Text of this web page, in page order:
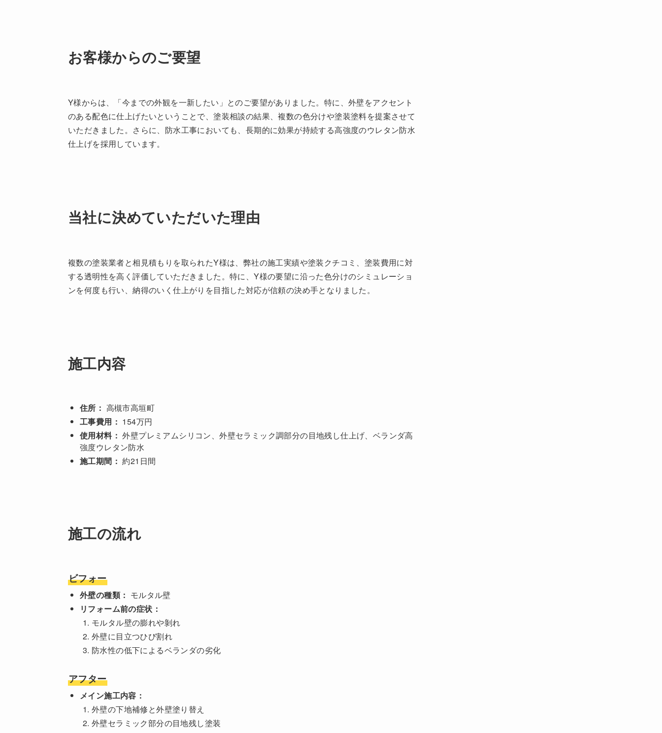
お客様からのご要望
Y様からは、「今までの外観を一新したい」とのご要望がありました。特に、外壁をアクセント
のある配色に仕上げたいということで、塗装相談の結果、複数の色分けや塗装塗料を提案させて
いただきました。さらに、防水工事においても、長期的に効果が持続する高強度のウレタン防水
仕上げを採用しています。
当社に決めていただいた理由
複数の塗装業者と相見積もりを取られたY様は、弊社の施工実績や塗装クチコミ、塗装費用に対
する透明性を高く評価していただきました。特に、Y様の要望に沿った色分けのシミュレーショ
ンを何度も行い、納得のいく仕上がりを目指した対応が信頼の決め手となりました。
施工内容
住所： 高槻市高垣町
工事費用： 154万円
使用材料： 外壁プレミアムシリコン、外壁セラミック調部分の目地残し仕上げ、ベランダ高
強度ウレタン防水
施工期間： 約21日間
施工の流れ
ビフォー
外壁の種類： モルタル壁
リフォーム前の症状：
モルタル壁の膨れや剝れ
外壁に目立つひび割れ
防水性の低下によるベランダの劣化
アフター
メイン施工内容：
外壁の下地補修と外壁塗り替え
外壁セラミック部分の目地残し塗装